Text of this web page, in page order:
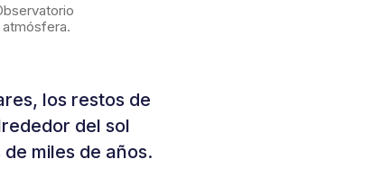
los restos de
del sol
miles de años.